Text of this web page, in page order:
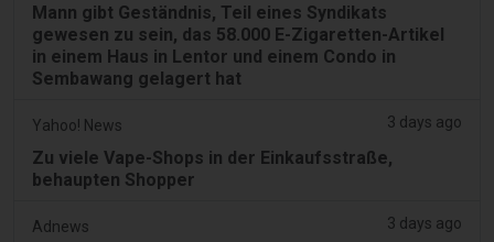
Mann gibt Geständnis, Teil eines Syndikats
gewesen zu sein, das 58.000 E-Zigaretten-Artikel
in einem Haus in Lentor und einem Condo in
Sembawang gelagert hat
Yahoo! News 3 days ago
Zu viele Vape-Shops in der Einkaufsstraße,
behaupten Shopper
Adnews 3 days ago